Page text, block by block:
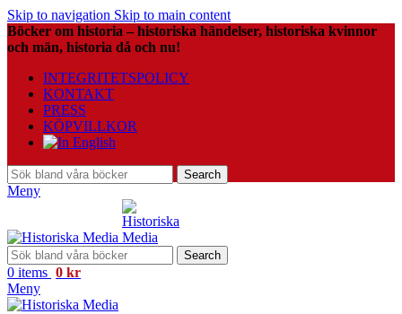
Skip to navigation Skip to main content
Böcker om historia – historiska händelser, historiska kvinnor
och män, historia då och nu!
INTEGRITETSPOLICY
KONTAKT
PRESS
KÖPVILLKOR
Search
Meny
Search
0 items 0 kr
Meny